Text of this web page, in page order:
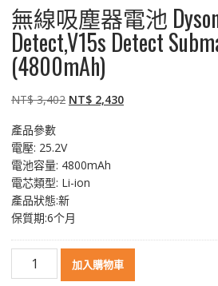
無線吸塵器電池
Detect,V15s Detect
(4800mAh)
NT$3,402 原
NT$ 3,402。
NT$2,430目
產品參數
電壓: 25.2V
電池容量: 4800mAh
電芯類型: Li-ion
產品狀態:新
保質期:6个月
加入購物車